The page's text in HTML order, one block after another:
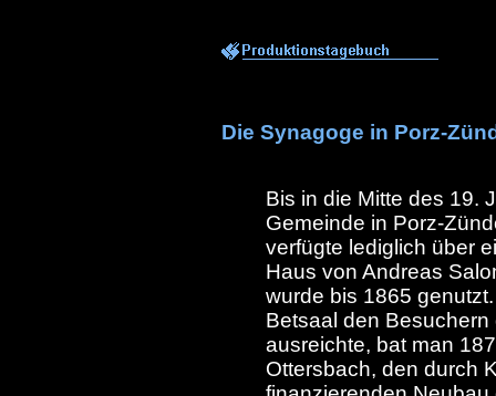
Die Synagoge in Porz-
Bis in die Mitte des 19.
Gemeinde in Porz-
verfügte lediglich über
Haus von Andreas
wurde bis 1865
Betsaal den
ausreichte, bat man
Ottersbach, den durch